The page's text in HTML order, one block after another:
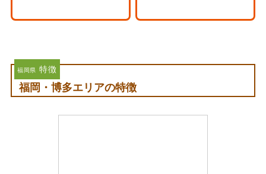
福岡県 特徴
福岡・博多エリアの特徴